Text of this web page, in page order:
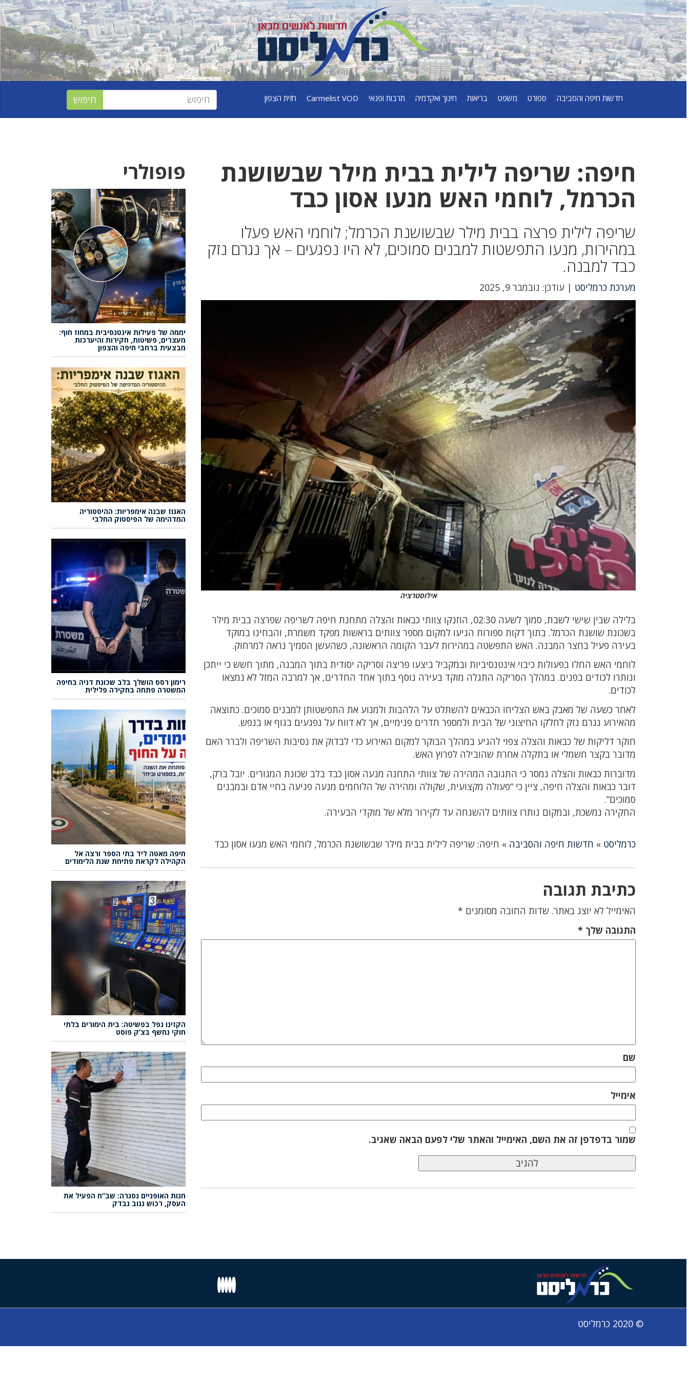
חדשות חיפה והסביבה ספורט משפט בריאות חינוך ואקדמיה תרבות ופנאי Carmelist VOD חזית הצפון
חיפה: שריפה לילית בבית מילר שבשושנת
הכרמל, לוחמי האש מנעו אסון כבד
שריפה לילית פרצה בבית מילר שבשושנת הכרמל; לוחמי האש פעלו
במהירות, מנעו התפשטות למבנים סמוכים, לא היו נפגעים – אך נגרם נזק
כבד למבנה.
מערכת כרמליסט | עודכן: נובמבר 9, 2025
אילוסטרציה
בלילה שבין שישי לשבת, סמוך לשעה 02:30, הוזנקו צוותי כבאות והצלה מתחנת חיפה לשריפה שפרצה בבית מילר
בשכונת שושנת הכרמל. בתוך דקות ספורות הגיעו למקום מספר צוותים בראשות מפקד משמרת, והבחינו במוקד
בעירה פעיל בחצר המבנה. האש התפשטה במהירות לעבר הקומה הראשונה, כשהעשן הסמיך נראה למרחוק.
לוחמי האש החלו בפעולות כיבוי אינטנסיביות ובמקביל ביצעו פריצה וסריקה יסודית בתוך המבנה, מתוך חשש כי ייתכן
ונותרו לכודים בפנים. במהלך הסריקה התגלה מוקד בעירה נוסף בתוך אחד החדרים, אך למרבה המזל לא נמצאו
לכודים.
לאחר כשעה של מאבק באש הצליחו הכבאים להשתלט על הלהבות ולמנוע את התפשטותן למבנים סמוכים. כתוצאה
מהאירוע נגרם נזק לחלקו החיצוני של הבית ולמספר חדרים פנימיים, אך לא דווח על נפגעים בגוף או בנפש.
חוקר דליקות של כבאות והצלה צפוי להגיע במהלך הבוקר למקום האירוע כדי לבדוק את נסיבות השריפה ולברר האם
מדובר בקצר חשמלי או בתקלה אחרת שהובילה לפרוץ האש.
מדוברות כבאות והצלה נמסר כי התגובה המהירה של צוותי התחנה מנעה אסון כבד בלב שכונת המגורים. יובל ברק,
דובר כבאות והצלה חיפה, ציין כי “פעולה מקצועית, שקולה ומהירה של הלוחמים מנעה פגיעה בחיי אדם ובמבנים
סמוכים”.
החקירה נמשכת, ובמקום נותרו צוותים להשגחה עד לקירור מלא של מוקדי הבעירה.
כרמליסט » חדשות חיפה והסביבה » חיפה: שריפה לילית בבית מילר שבשושנת הכרמל, לוחמי האש מנעו אסון כבד
כתיבת תגובה
האימייל לא יוצג באתר. שדות החובה מסומנים *
התגובה שלך*
שם
אימייל
שמור בדפדפן זה את השם, האימייל והאתר שלי לפעם הבאה שאגיב.
פופולרי
יממה של פעילות אינטנסיבית במחוז חוף:
מעצרים, פשיטות, חקירות והיערכות
מבצעית ברחבי חיפה והצפון
האגוז שבנה אימפריות: ההיסטוריה
המדהימה של הפיסטוק החלבי
רימון רסס הושלך בלב שכונת דניה בחיפה
המשטרה פתחה בחקירה פלילית
חיפה מאטה ליד בתי הספר ורצה אל
הקהילה לקראת פתיחת שנת הלימודים
הקזינו נפל בפשיטה: בית הימורים בלתי
חוקי נחשף בצ’ק פוסט
חנות האופניים נסגרה: שב”ח הפעיל את
העסק, רכוש גנוב נבדק
© 2020 כרמליסט